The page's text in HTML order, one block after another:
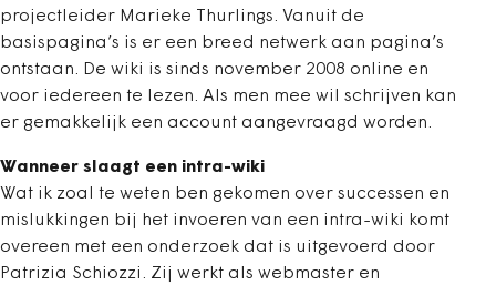
projectleider Marieke Thurlings. Vanuit de
basispagina’s is er een breed netwerk aan pagina’s
ontstaan. De wiki is sinds november 2008 online en
voor iedereen te lezen. Als men mee wil schrijven kan
er gemakkelijk een account aangevraagd worden.
Wanneer slaagt een intra-wiki
Wat ik zoal te weten ben gekomen over successen en
mislukkingen bij het invoeren van een intra-wiki komt
overeen met een onderzoek dat is uitgevoerd door
Patrizia Schiozzi. Zij werkt als webmaster en